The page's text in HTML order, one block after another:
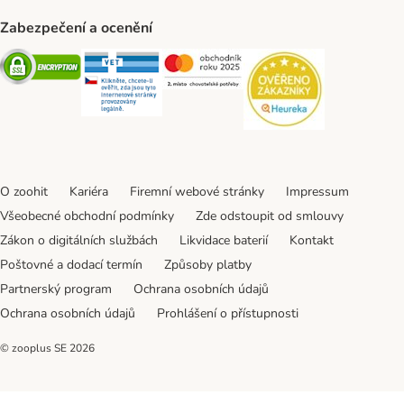
Zabezpečení a ocenění
Security Security Security
O zoohit Kariéra Firemní webové stránky
Impressum
Všeobecné obchodní podmínky
Zde odstoupit od smlouvy
Zákon o digitálních službách
Likvidace baterií
Kontakt
Poštovné a dodací termín
Způsoby platby
Partnerský program
Ochrana osobních údajů
Ochrana osobních údajů
Prohlášení o přístupnosti
© zooplus SE 2026